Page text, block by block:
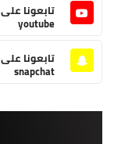
تابعونا على
youtube
تابعونا على
snapchat